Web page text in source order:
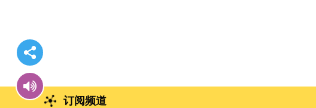
订阅频道